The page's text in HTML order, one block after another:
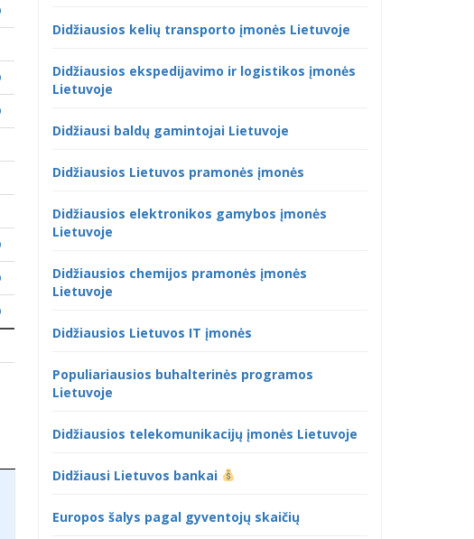
Didžiausios kelių transporto įmonės Lietuvoje
Didžiausios ekspedijavimo ir logistikos įmonės
Lietuvoje
Didžiausi baldų gamintojai Lietuvoje
Didžiausios Lietuvos pramonės įmonės
Didžiausios elektronikos gamybos įmonės
Lietuvoje
Didžiausios chemijos pramonės įmonės
Lietuvoje
Didžiausios Lietuvos IT įmonės
Populiariausios buhalterinės programos
Lietuvoje
Didžiausios telekomunikacijų įmonės Lietuvoje
Didžiausi Lietuvos bankai
Europos šalys pagal gyventojų skaičių